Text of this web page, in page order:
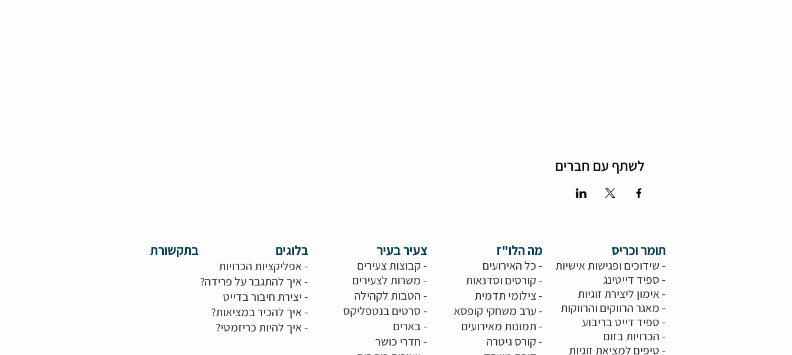
לשתף עם חברים
בתקשורת בלוגים
-אפליקציות הכרויות
-איך להתגבר על פרידה?
- יצירת חיבור בדייט
-איך להכיר במציאות?
-איך להיות כריזמטי?
צעיר בעיר
- קבוצות צעירים
- משרות לצעירים
- הטבות לקהילה
- סרטים בנטפליקס
- בארים
- חדרי כושר
מה הלו"ז
- כל האירועים
- קורסים וסדנאות
-צילומי תדמית
- ערב משחקי קופסא
- תמונות מאירועים
- קורס גיטרה
תומר וכריס
- שידוכים ופגישות אישיות
- ספיד דייטינג
-אימון ליצירת זוגיות
- מאגר הרווקים והרווקות
- ספיד דייט בריבוע
- הכרויות בזום
- טיפים למציאת זוגיות